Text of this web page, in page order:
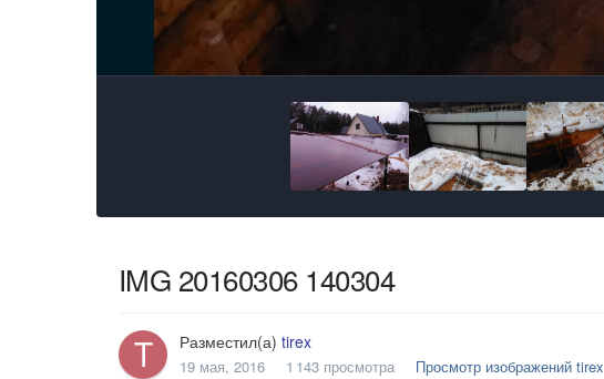
IMG 20160306 140304
Разместил(а) tirex
19 мая, 2016 1 143 просмотра Просмотр изображений tirex